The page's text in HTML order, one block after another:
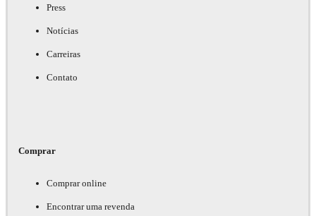
Press
Notícias
Carreiras
Contato
Comprar
Comprar online
Encontrar uma revenda